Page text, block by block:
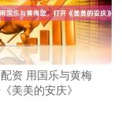
资 用国乐与黄梅
美美的安庆》